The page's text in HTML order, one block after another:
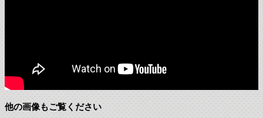
他の画像もご覧ください